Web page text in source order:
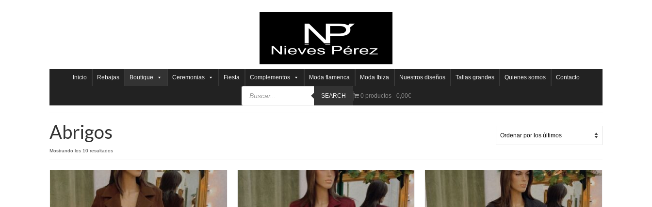
Inicio Rebajas Boutique Ceremonias Fiesta Complementos Moda flamenca Moda Ibiza Nuestros diseños Tallas grandes Quienes somos Contacto
SEARCH 0 productos 0,00€
Abrigos
Mostrando los 10 resultados